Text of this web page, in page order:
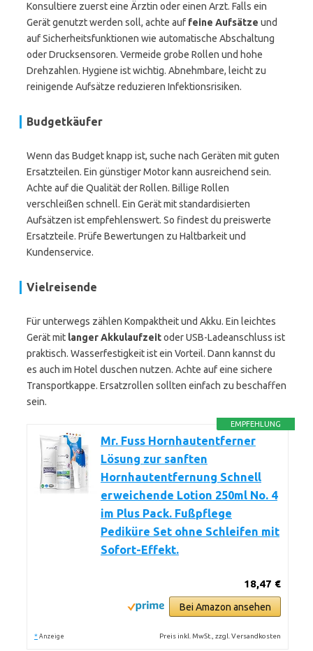
Konsultiere zuerst eine Ärztin oder einen Arzt. Falls ein
Gerät genutzt werden soll, achte auf feine Aufsätze und
auf Sicherheitsfunktionen wie automatische Abschaltung
oder Drucksensoren. Vermeide grobe Rollen und hohe
Drehzahlen. Hygiene ist wichtig. Abnehmbare, leicht zu
reinigende Aufsätze reduzieren Infektionsrisiken.
Budgetkäufer
Wenn das Budget knapp ist, suche nach Geräten mit guten
Ersatzteilen. Ein günstiger Motor kann ausreichend sein.
Achte auf die Qualität der Rollen. Billige Rollen
verschleißen schnell. Ein Gerät mit standardisierten
Aufsätzen ist empfehlenswert. So findest du preiswerte
Ersatzteile. Prüfe Bewertungen zu Haltbarkeit und
Kundenservice.
Vielreisende
Für unterwegs zählen Kompaktheit und Akku. Ein leichtes
Gerät mit langer Akkulaufzeitoder USB-Ladeanschluss ist
praktisch. Wasserfestigkeit ist ein Vorteil. Dann kannst du
es auch im Hotel duschen nutzen. Achte auf eine sichere
Transportkappe. Ersatzrollen sollten einfach zu beschaffen
sein.
EMPFEHLUNG
Mr. Fuss Hornhautentferner
Lösung zur sanften
Hornhautentfernung Schnell
erweichende Lotion 250ml No. 4
im Plus Pack. Fußpflege
Pediküre Set ohne Schleifen mit
Sofort-Effekt.
18,47 €
Bei Amazon ansehen
* Anzeige Preis inkl. MwSt., zzgl. Versandkosten